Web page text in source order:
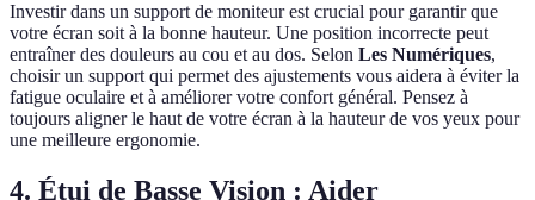
Investir dans un support de moniteur est crucial pour garantir que
votre écran soit à la bonne hauteur. Une position incorrecte peut
entraîner des douleurs au cou et au dos. Selon Les Numériques,
choisir un support qui permet des ajustements vous aidera à éviter la
fatigue oculaire et à améliorer votre confort général. Pensez à
toujours aligner le haut de votre écran à la hauteur de vos yeux pour
une meilleure ergonomie.
4. Étui de Basse Vision : Aider